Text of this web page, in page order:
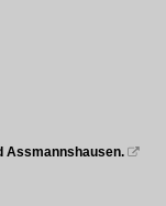
Assmannshausen. 